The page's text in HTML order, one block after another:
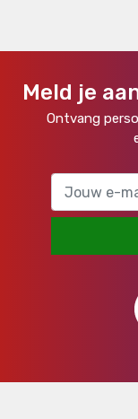
Meld je
Ontvang